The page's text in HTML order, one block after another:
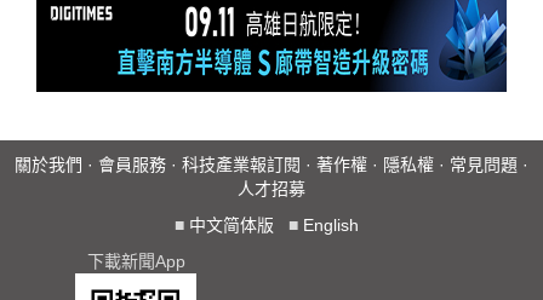
關於我們 · 會員服務 · 科技產業報訂閱 · 著作權 · 隱私權 · 常見問題 ·
人才招募
■ 中文简体版 ■ English
下載新聞App